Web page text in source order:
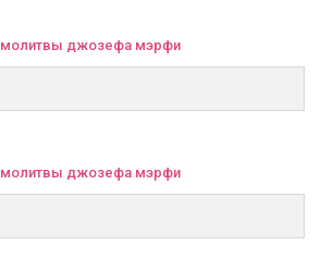
молитвы джозефа мэрфи
молитвы джозефа мэрфи